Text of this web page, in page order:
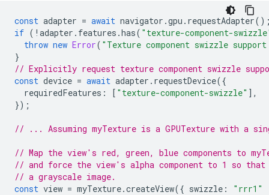
const adapter = await navigator .gpu . requestAdapter
if ( ! adapter . features .has( "texture-component-
throw new Error( "Texture component swizzle
}
// Explicitly request texture component swizzle
const device = await adapter . requestDevice({
requiredFeatures : [ "texture-component-swizzle" ],
});
// ... Assuming myTexture is a GPUTexture with a
// Map the view's red, green, blue components to
// and force the view's alpha component to 1 so
// a grayscale image.
const view = myTexture.createView({ swizzle : "rrr1"